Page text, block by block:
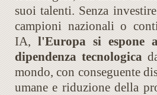
suoi talenti. Senza
campioni nazionali o
IA, l'Europa si espone
dipendenza tecnologica
mondo, con conseguente
umane e riduzione della